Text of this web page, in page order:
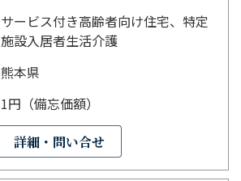
サービス付き高齢者向け住宅、特定
施設入居者生活介護
熊本県
1円（備忘価額）
詳細・問い合せ